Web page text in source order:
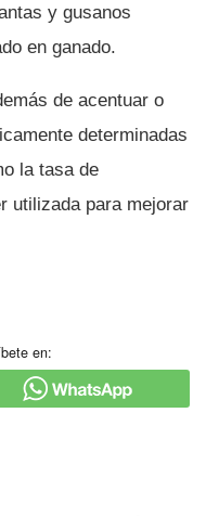
y gusanos
en ganado.
de acentuar o
determinadas
la tasa de
utilizada para mejorar
en: